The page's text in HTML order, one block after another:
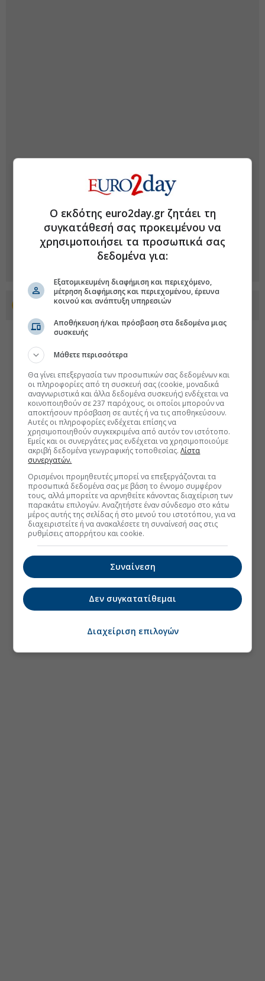
Προσθέστε το euro2day.gr στο Discover
Ο εκδότης euro2day.gr ζητάει τη
συγκατάθεσή σας προκειμένου να
χρησιμοποιήσει τα προσωπικά σας
δεδομένα για:
Εξατομικευμένη διαφήμιση και περιεχόμενο,
μέτρηση διαφήμισης και περιεχομένου, έρευνα
κοινού και ανάπτυξη υπηρεσιών
Αποθήκευση ή/και πρόσβαση στα δεδομένα μιας
συσκευής
Μάθετε περισσότερα
Θα γίνει επεξεργασία των προσωπικών σας δεδομένων και
οι πληροφορίες από τη συσκευή σας (cookie, μοναδικά
αναγνωριστικά και άλλα δεδομένα συσκευής) ενδέχεται να
κοινοποιηθούν σε 237 παρόχους, οι οποίοι μπορούν να
αποκτήσουν πρόσβαση σε αυτές ή να τις αποθηκεύσουν.
Αυτές οι πληροφορίες ενδέχεται επίσης να
χρησιμοποιηθούν συγκεκριμένα από αυτόν τον ιστότοπο.
Εμείς και οι συνεργάτες μας ενδέχεται να χρησιμοποιούμε
ακριβή δεδομένα γεωγραφικής τοποθεσίας.Λίστα
συνεργατών.
Ορισμένοι προμηθευτές μπορεί να επεξεργάζονται τα
προσωπικά δεδομένα σας με βάση το έννομο συμφέρον
τους, αλλά μπορείτε να αρνηθείτε κάνοντας διαχείριση των
παρακάτω επιλογών. Αναζητήστε έναν σύνδεσμο στο κάτω
μέρος αυτής της σελίδας ή στο μενού του ιστοτόπου, για να
διαχειριστείτε ή να ανακαλέσετε τη συναίνεσή σας στις
ρυθμίσεις απορρήτου και cookie.
Συναίνεση
Δεν συγκατατίθεμαι
Διαχείριση επιλογών